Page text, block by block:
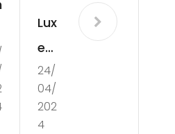
Lux
e
Erv
arin
gen
24/
04/
202
4